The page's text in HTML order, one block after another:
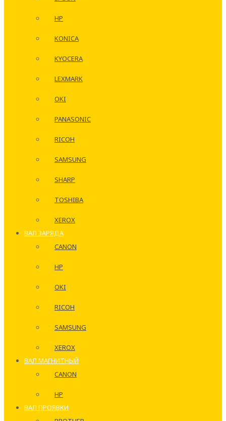
HP
KONICA
KYOCERA
LEXMARK
OKI
PANASONIC
RICOH
SAMSUNG
SHARP
TOSHIBA
XEROX
ВАЛ ЗАРЯДА
CANON
HP
OKI
RICOH
SAMSUNG
XEROX
ВАЛ МАГНИТНЫЙ
CANON
HP
ВАЛ ПРОЯВКИ